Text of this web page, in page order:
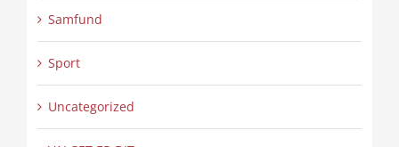
Samfund
Sport
Uncategorized